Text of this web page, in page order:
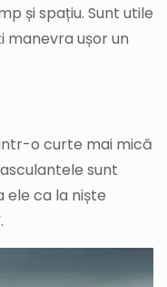
și spațiu. Sunt utile
manevra ușor un
o curte mai mică
sunt
ca la niște